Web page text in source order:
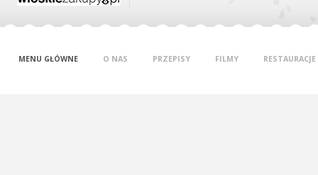
MENU GŁÓWNE O NAS PRZEPISY FILMY RESTAURACJE